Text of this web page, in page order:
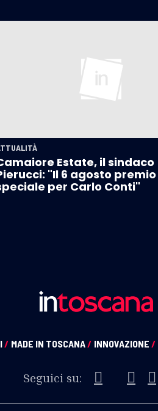
Estate, il sindaco
"Il 6 agosto premio
per Carlo Conti"
/ MADE IN TOSCANA/ INNOVAZIONE /
Seguici su: